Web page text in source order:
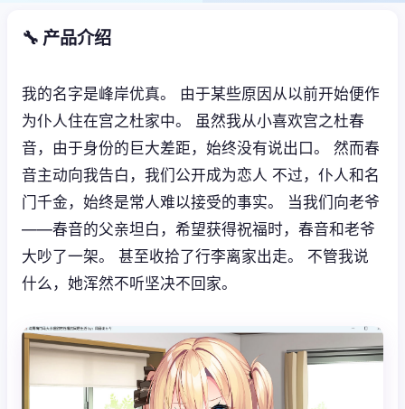
🔧 产品介绍
我的名字是峰岸优真。 由于某些原因从以前开始便作
为仆人住在宫之杜家中。 虽然我从小喜欢宫之杜春
音，由于身份的巨大差距，始终没有说出口。 然而春
音主动向我告白，我们公开成为恋人 不过，仆人和名
门千金，始终是常人难以接受的事实。 当我们向老爷
——春音的父亲坦白，希望获得祝福时，春音和老爷
大吵了一架。 甚至收拾了行李离家出走。 不管我说
什么，她浑然不听坚决不回家。